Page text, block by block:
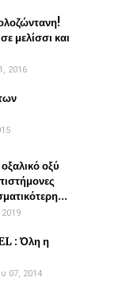
μελίσσι και
2016
οξύ
: Όλη η
07, 2014